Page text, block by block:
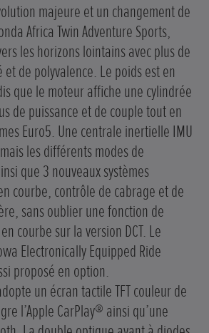
majeure et un changement de
Africa Twin Adventure Sports,
les horizons lointains avec plus de
de polyvalence. Le poids est en
que le moteur affiche une cylindrée
de puissance et de couple tout en
Euro5. Une centrale inertielle IMU
les différents modes de
que 3 nouveaux systèmes
courbe, contrôle de cabrage et de
sans oublier une fonction de
courbe sur la version DCT. Le
Electronically Equipped Ride
proposé en option.
un écran tactile TFT couleur de
l’Apple CarPlay® ainsi qu’une